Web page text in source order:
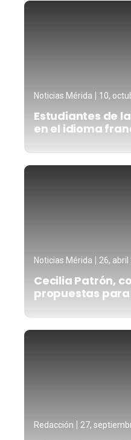
Noticias Mérida 10,
Estudiantes de
en el idioma
Noticias Mérida 26, abril
Cecilia Patrón,
propuestas
Redacción 27,